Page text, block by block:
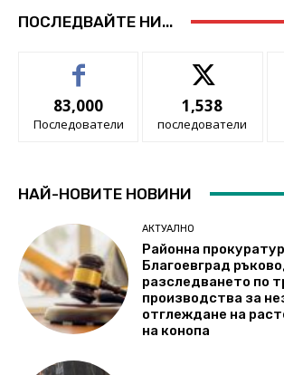
ПОСЛЕДВАЙТЕ НИ...
83,000
Последователи
1,538
последователи
НАЙ-НОВИТЕ НОВИНИ
АКТУАЛНО
Районна
Благоевград
разследването по
производства за
отглеждане на
на конопа